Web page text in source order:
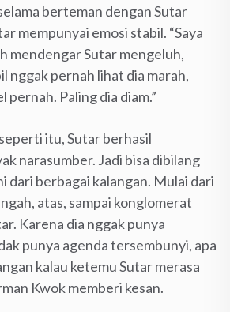
berteman dengan Sutar
mempunyai emosi stabil. “Saya
mendengar Sutar mengeluh,
nggak pernah lihat dia marah,
pernah. Paling dia diam.”
itu, Sutar berhasil
narasumber. Jadi bisa dibilang
dari berbagai kalangan. Mulai dari
atas, sampai konglomerat
Karena dia nggak punya
punya agenda tersembunyi, apa
kalau ketemu Sutar merasa
Kwok memberi kesan.